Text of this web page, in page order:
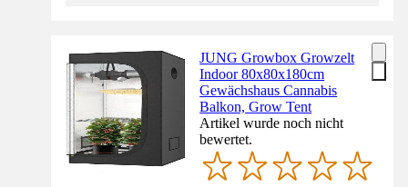
JUNG Growbox Growzelt
Indoor 80x80x180cm
Gewächshaus Cannabis
Balkon, Grow Tent
Artikel wurde noch nicht
bewertet.